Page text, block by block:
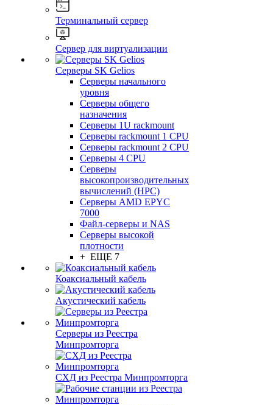
Терминальный сервер
Сервер для виртуализации
Серверы SK Gelios
Серверы начального
уровня
Серверы общего
назначения
Серверы 1U rackmount
Серверы rackmount 1 CPU
Серверы rackmount 2 CPU
Серверы 4 CPU
Серверы
высокопроизводительных
вычислений (HPC)
Серверы AMD EPYC
7000
Файл-серверы и NAS
Серверы высокой
плотности
+ ЕЩЕ 7
Коаксиальный кабель
Акустический кабель
Серверы из Реестра
Минпромторга
СХД из Реестра Минпромторга